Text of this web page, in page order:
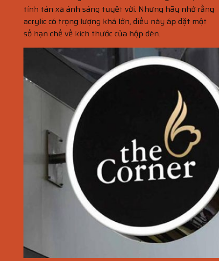
tính tán xạ ánh sáng tuyệt vời. Nhưng hãy nhớ rằng
acrylic có trọng lượng khá lớn, điều này áp đặt một
số hạn chế về kích thước của hộp đèn.